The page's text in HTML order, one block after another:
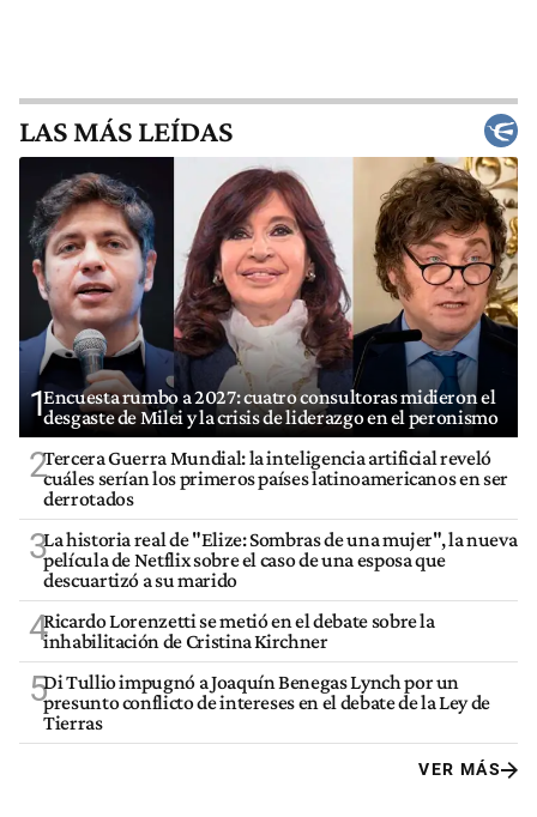
LAS MÁS LEÍDAS
1Encuesta rumbo a 2027: cuatro consultoras midieron el
desgaste de Milei y la crisis de liderazgo en el peronismo
2Tercera Guerra Mundial: la inteligencia artificial reveló
cuáles serían los primeros países latinoamericanos en ser
derrotados
3La historia real de "Elize: Sombras de una mujer", la nueva
película de Netflix sobre el caso de una esposa que
descuartizó a su marido
4Ricardo Lorenzetti se metió en el debate sobre la
inhabilitación de Cristina Kirchner
5Di Tullio impugnó a Joaquín Benegas Lynch por un
presunto conflicto de intereses en el debate de la Ley de
Tierras
VER MÁS